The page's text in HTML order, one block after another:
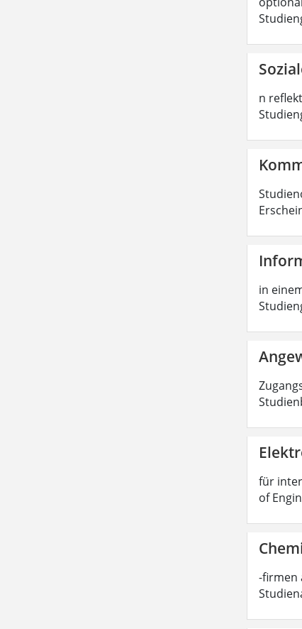
n
in
für
of
-firmen